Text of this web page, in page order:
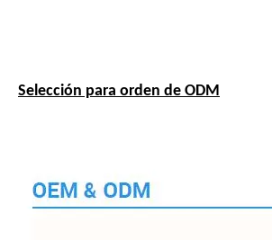
Selección para orden de ODM